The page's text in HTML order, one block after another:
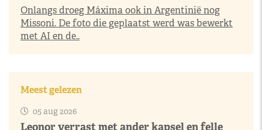
Onlangs droeg Máxima ook in Argentinië nog
Missoni. De foto die geplaatst werd was bewerkt
met AI en de..
Meest gelezen
05 aug 2026
Leonor verrast met ander kapsel en felle